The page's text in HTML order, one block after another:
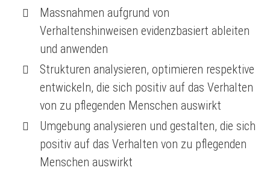
Massnahmen aufgrund von
Verhaltenshinweisen evidenzbasiert ableiten
und anwenden
Strukturen analysieren, optimieren respektive
entwickeln, die sich positiv auf das Verhalten
von zu pflegenden Menschen auswirkt
Umgebung analysieren und gestalten, die sich
positiv auf das Verhalten von zu pflegenden
Menschen auswirkt